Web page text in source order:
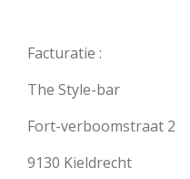
Facturatie :
The Style-bar
Fort-verboomstraat 2
9130 Kieldrecht